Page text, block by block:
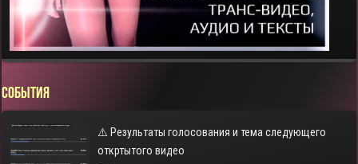
СОБЫТИЯ
⚠️ Результаты голосования и тема следующего
откртытого видео